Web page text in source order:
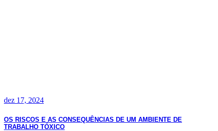
dez 17, 2024
OS RISCOS E AS CONSEQUÊNCIAS DE UM AMBIENTE DE
TRABALHO TÓXICO